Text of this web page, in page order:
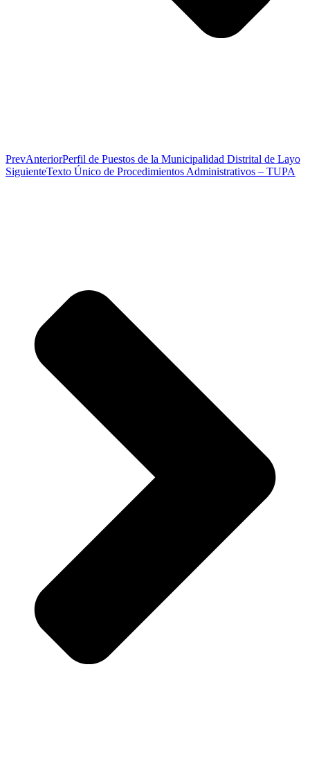
PrevAnteriorPerfil de Puestos de la Municipalidad Distrital de Layo
SiguienteTexto Único de Procedimientos Administrativos – TUPA